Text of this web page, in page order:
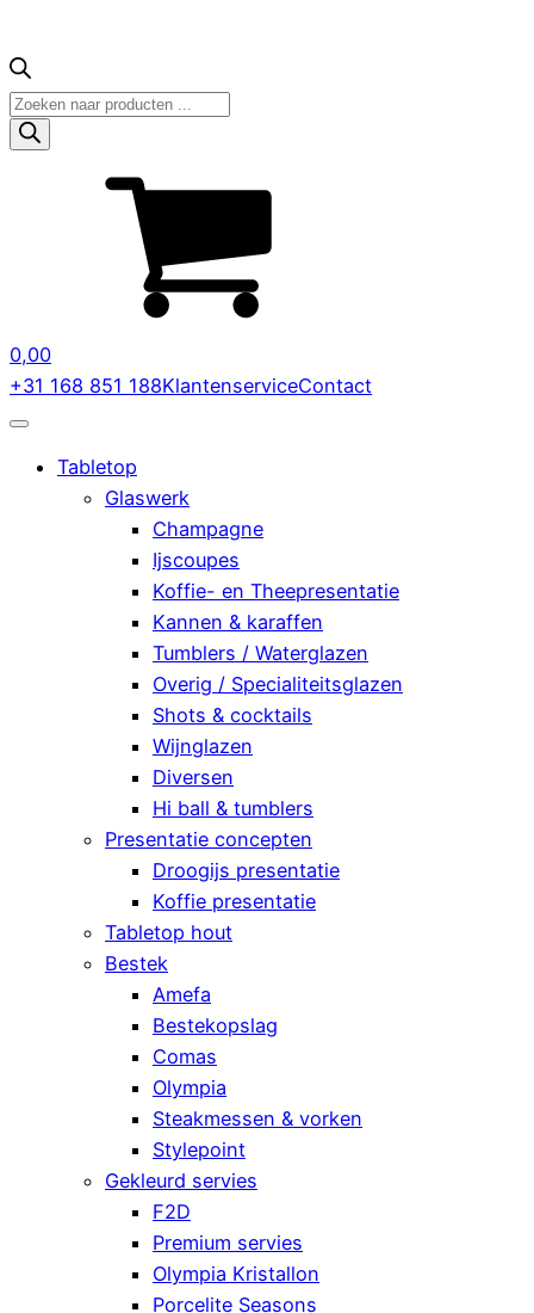
Producten
zoeken
0,00
+31 168 851 188KlantenserviceContact
Tabletop
Glaswerk
Champagne
Ijscoupes
Koffie- en Theepresentatie
Kannen & karaffen
Tumblers / Waterglazen
Overig / Specialiteitsglazen
Shots & cocktails
Wijnglazen
Diversen
Hi ball & tumblers
Presentatie concepten
Droogijs presentatie
Koffie presentatie
Tabletop hout
Bestek
Amefa
Bestekopslag
Comas
Olympia
Steakmessen & vorken
Stylepoint
Gekleurd servies
F2D
Premium servies
Olympia Kristallon
Porcelite Seasons